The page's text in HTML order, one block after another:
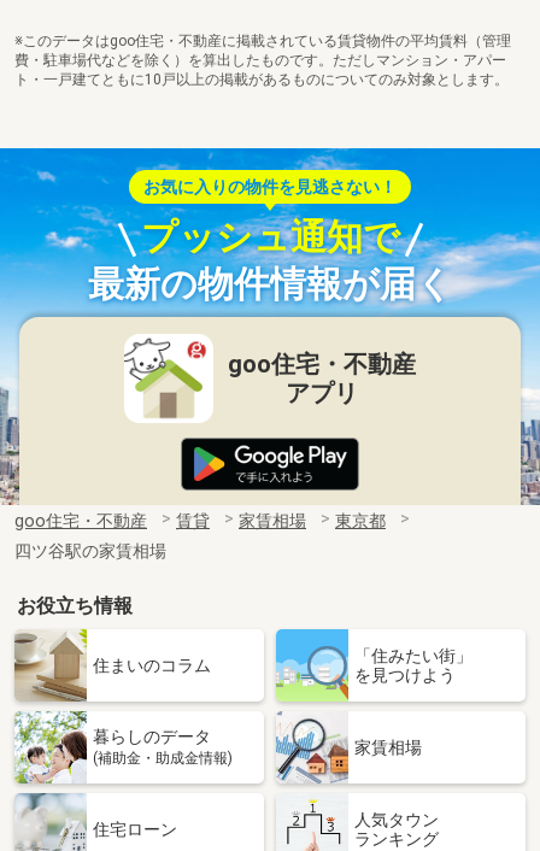
※このデータはgoo住宅・不動産に掲載されている賃貸物件の平均賃料（管理
費・駐車場代などを除く）を算出したものです。ただしマンション・アパー
ト・一戸建てともに10戸以上の掲載があるものについてのみ対象とします。
お気に入りの物件を見逃さない！
プッシュ通知で
最新の物件情報が届く
goo住宅・不動産
アプリ
goo住宅・不動産 賃貸 家賃相場
東京都
四ツ谷駅の家賃相場
お役立ち情報
住まいのコラム
「住みたい街」
を見つけよう
暮らしのデータ
(補助金・助成金情報)
家賃相場
住宅ローン
人気タウン
ランキング